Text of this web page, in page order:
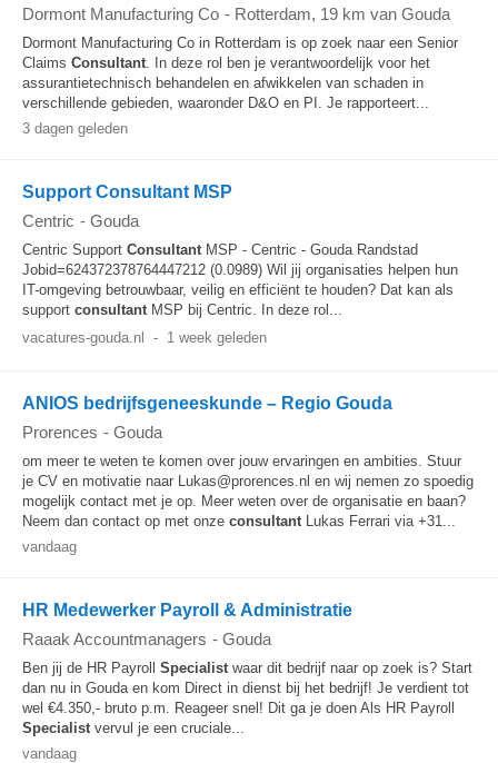
Dormont Manufacturing Co - Rotterdam, 19 km van Gouda
Dormont Manufacturing Co in Rotterdam is op zoek naar een Senior
Claims Consultant. In deze rol ben je verantwoordelijk voor het
assurantietechnisch behandelen en afwikkelen van schaden in
verschillende gebieden, waaronder D&O en PI. Je rapporteert...
3 dagen geleden
Support Consultant MSP
Centric - Gouda
Centric Support ConsultantMSP - Centric - Gouda Randstad
Jobid=624372378764447212 (0.0989) Wil jij organisaties helpen hun
IT-omgeving betrouwbaar, veilig en efficiënt te houden? Dat kan als
support consultantMSP bij Centric. In deze rol...
vacatures-gouda.nl
- 1 week geleden
ANIOS bedrijfsgeneeskunde – Regio Gouda
Prorences - Gouda
om meer te weten te komen over jouw ervaringen en ambities. Stuur
je CV en motivatie naar Lukas@prorences.nl en wij nemen zo spoedig
mogelijk contact met je op. Meer weten over de organisatie en baan?
Neem dan contact op met onze consultantLukas Ferrari via +31...
vandaag
HR Medewerker Payroll & Administratie
Raaak Accountmanagers - Gouda
Ben jij de HR Payroll Specialistwaar dit bedrijf naar op zoek is? Start
dan nu in Gouda en kom Direct in dienst bij het bedrijf! Je verdient tot
wel €4.350,- bruto p.m. Reageer snel! Dit ga je doen Als HR Payroll
Specialistvervul je een cruciale...
vandaag